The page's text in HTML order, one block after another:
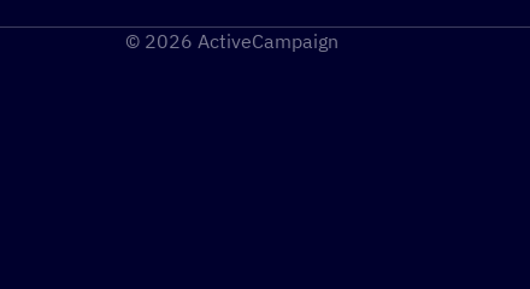
© 2026 ActiveCampaign